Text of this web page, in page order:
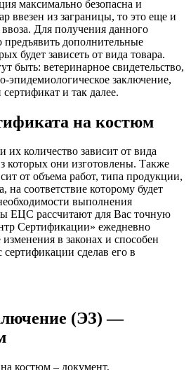
максимально безопасна и
ввезен из заграницы, то это еще и
ввоза. Для получения данного
предъявить дополнительные
будет зависеть от вида товара.
быть: ветеринарное свидетельство,
эпидемиологическое заключение,
и так далее.
на костюм
их количество зависит от вида
которых они изготовлены. Также
от объема работ, типа продукции,
на соответствие которому будет
выполнения
ЕЦС рассчитают для Вас точную
Сертификации» ежедневно
в законах и способен
сделав его в
(ЭЗ) —
костюм – документ,